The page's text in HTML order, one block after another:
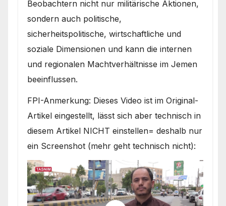
Beobachtern nicht nur militärische Aktionen,
sondern auch politische,
sicherheitspolitische, wirtschaftliche und
soziale Dimensionen und kann die internen
und regionalen Machtverhältnisse im Jemen
beeinflussen.
FPI-Anmerkung: Dieses Video ist im Original-
Artikel eingestellt, lässt sich aber technisch in
diesem Artikel NICHT einstellen= deshalb nur
ein Screenshot (mehr geht technisch nicht):